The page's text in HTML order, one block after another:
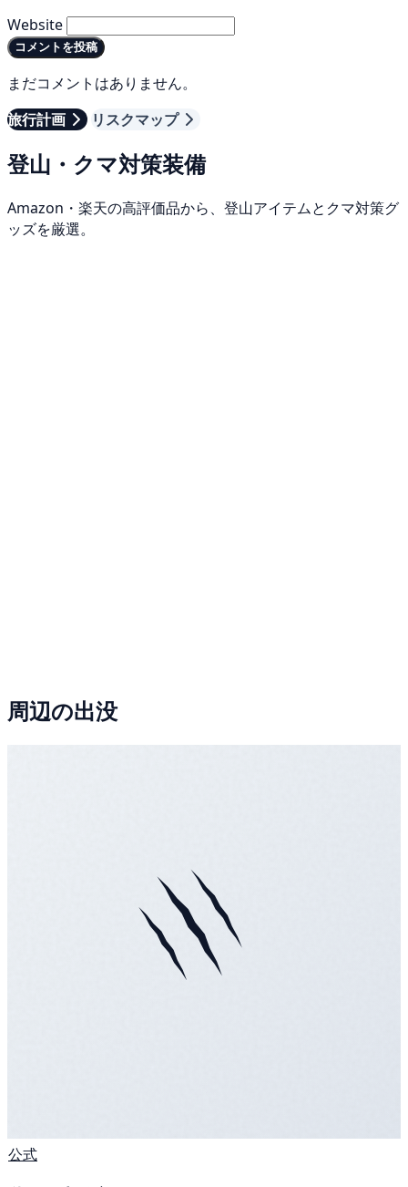
Website
コメントを投稿
まだコメントはありません。
旅行計画
リスクマップ
登山・クマ対策装備
Amazon・楽天の高評価品から、登山アイテムとクマ対策グ
ッズを厳選。
周辺の出没
公式